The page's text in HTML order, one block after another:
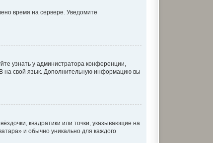
время на сервере. Уведомите
узнать у администратора конференции,
на свой язык. Дополнительную информацию вы
квадратики или точки, указывающие на
и обычно уникально для каждого